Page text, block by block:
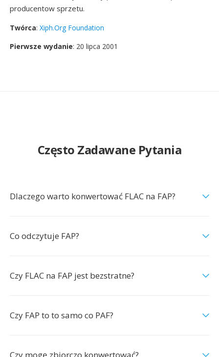
producentow sprzetu.
Twórca: Xiph.Org Foundation
Pierwsze wydanie: 20 lipca 2001
Często Zadawane Pytania
Dlaczego warto konwertować FLAC na FAP?
Co odczytuje FAP?
Czy FLAC na FAP jest bezstratne?
Czy FAP to to samo co PAF?